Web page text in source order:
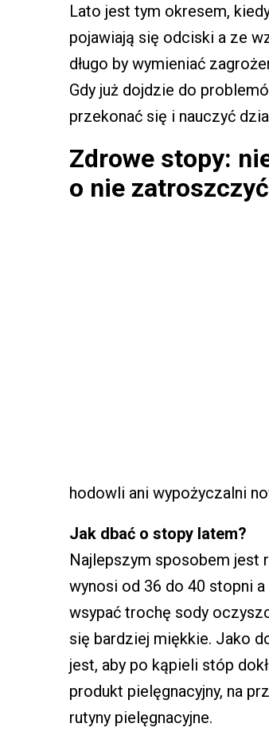
Lato jest tym okresem,
pojawiają się odciski a ze
długo by wymieniać
Gdy już dojdzie do
przekonać się i nauczyć
Zdrowe stopy:
o nie zatroszczyć
hodowli ani wypożyczalni
Jak dbać o stopy latem?
Najlepszym sposobem jest
wynosi od 36 do 40 stopni
wsypać trochę sody
się bardziej miękkie. Jako
jest, aby po kąpieli stóp
produkt pielęgnacyjny, na
rutyny pielęgnacyjne.